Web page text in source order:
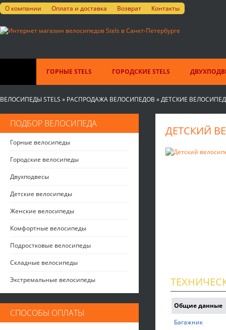
О компании Оплата и доставка Возврат Контакты
ГОРНЫЕ STELS ГОРОДСКИЕ STELS
ВЕЛОСИПЕДЫ STELS » РАСПРОДАЖА ВЕЛОСИПЕДОВ »ДЕТСКИЕ
ПОДБОР ВЕЛОСИПЕДА
Горные велосипеды
Городские велосипеды
Двухподвесы
Детские велосипеды
Женские велосипеды
Комфортные велосипеды
Подростковые велосипеды
Складные велосипеды
Экстремальные велосипеды
СПОСОБЫ ОПЛАТЫ
ДЕТСКИЙ
Общие данные
Багажник